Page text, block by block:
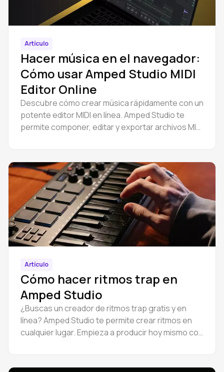
Artículo
Hacer música en el navegador:
Cómo usar Amped Studio MIDI
Editor Online
Descubre cómo crear música rápidamente con un
potente editor MIDI en línea. Amped Studio te
permite componer, editar y exportar archivos MIDI
Artículo
Cómo hacer ritmos trap en
Amped Studio
¿Buscas un creador de ritmos trap gratis y en
línea? Amped Studio te permite crear ritmos en
cualquier lugar. Empieza a producir hoy mismo con